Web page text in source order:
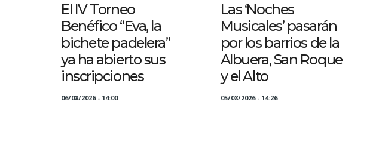
El IV Torneo
Benéfico “Eva, la
bichete padelera”
ya ha abierto sus
inscripciones
06/08/2026 - 14:00
Las ‘Noches
Musicales’ pasarán
por los barrios de la
Albuera, San Roque
y el Alto
05/08/2026 - 14:26